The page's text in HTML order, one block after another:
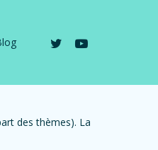
twitter youtube
des thèmes). La